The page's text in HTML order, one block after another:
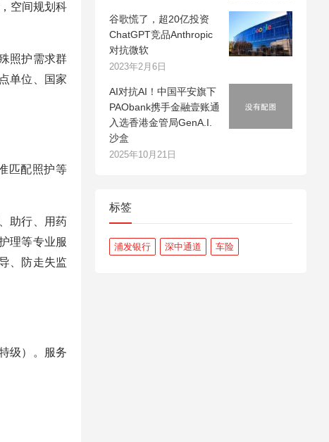
空间规划科
照护需求群
单位、国家
匹配照护等
助行、用药
理等专业服
、防走失监
级）。服务
谷歌慌了，超20亿投资
ChatGPT竞品Anthropic
对抗微软
2023年2月6日
AI对抗AI！中国平安旗下
PAObank携手金融壹账通
入选香港金管局GenA.I.
沙盒
2025年10月21日
标签
浦发银行 深中通道 车险